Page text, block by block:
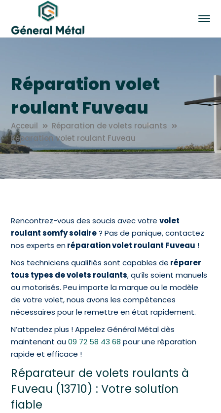
Réparation volet
roulant Fuveau
Acceuil
Réparation de volets roulants
Réparation volet roulant Fuveau
Rencontrez-vous des soucis avec votrevolet
roulant somfy solaire? Pas de panique, contactez
nos experts enréparation volet roulant Fuveau !
Nos techniciens qualifiés sont capables de réparer
tous types de volets roulants, qu’ils soient manuels
ou motorisés. Peu importe la marque ou le modèle
de votre volet, nous avons les compétences
nécessaires pour le remettre en état rapidement.
N’attendez plus ! Appelez Général Métal dès
maintenant au09 72 58 43 68 pour une réparation
rapide et efficace !
Réparateur de volets roulants à
Fuveau (13710) : Votre solution
fiable